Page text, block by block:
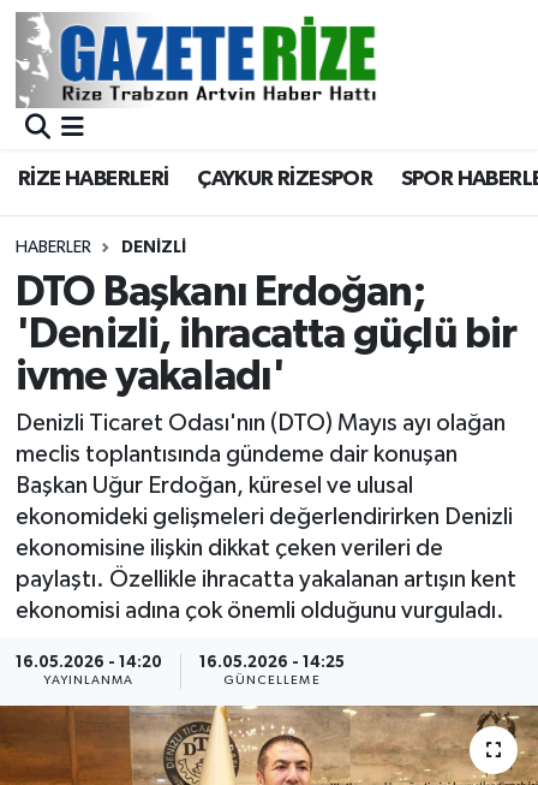
RİZE HABERLERİ ÇAYKUR RİZESPOR SPOR
HABERLER DENIZLI
DTO Başkanı Erdoğan;
'Denizli, ihracatta güçlü bir
ivme yakaladı'
Denizli Ticaret Odası'nın (DTO) Mayıs ayı olağan
meclis toplantısında gündeme dair konuşan
Başkan Uğur Erdoğan, küresel ve ulusal
ekonomideki gelişmeleri değerlendirirken Denizli
ekonomisine ilişkin dikkat çeken verileri de
paylaştı. Özellikle ihracatta yakalanan artışın kent
ekonomisi adına çok önemli olduğunu vurguladı.
16.05.2026 - 14:20
YAYINLANMA
16.05.2026 - 14:25
GÜNCELLEME
BÖLGEMİZ
Asayiş
Rize Jandarma Komutanlığı
Bilim Teknoloji
Bölge
Advertising news
Canlı Maç
ÇEVRE
Dünya
EĞİTİM
Merkez Nöbetçi Eczaneler
Merkez Trafik Yoğunluk Haritası
Süper Lig Puan Durumu ve Fikstür
Tüm Manşetler
Son Dakika Haberleri
Haber Arşivi